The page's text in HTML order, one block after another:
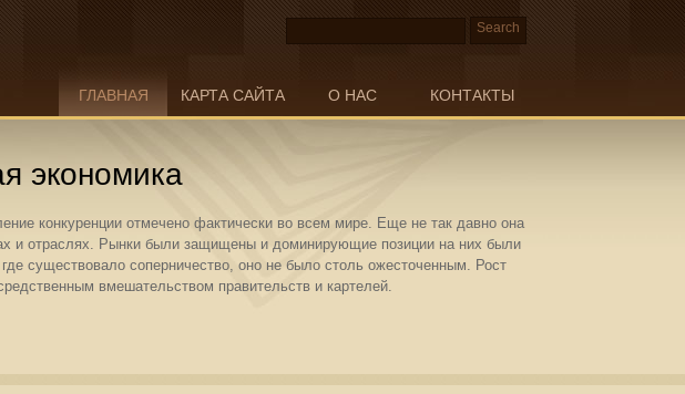
ГЛАВНАЯ КАРТА САЙТА О НАС КОНТАКТЫ
экономика
конкуренции отмечено фактически во всем мире. Еще не так давно она
и отраслях. Рынки были защищены и доминирующие позиции на них были
существовало соперничество, оно не было столь ожесточенным. Рост
вмешательством правительств и картелей.